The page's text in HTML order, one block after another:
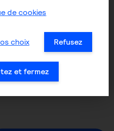
GESTION DES COOKIES
ACCESSIBILITÉ : NON
CONFORME
de cookies
choix Refusez
et fermez